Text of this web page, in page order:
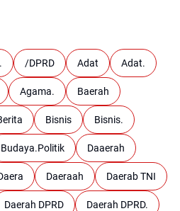
/DPRD Adat Adat.
Agama. Baerah
Bisnis Bisnis.
Budaya.Politik Daaerah
Daeraah Daerab TNI
Daerah DPRD Daerah DPRD.